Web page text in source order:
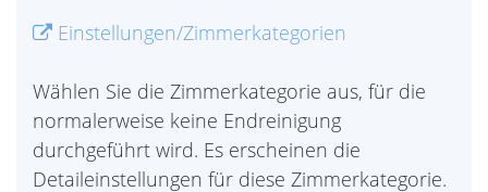
Einstellungen/Zimmerkategorien
Wählen Sie die Zimmerkategorie aus, für die
normalerweise keine Endreinigung
durchgeführt wird. Es erscheinen die
Detaileinstellungen für diese Zimmerkategorie.